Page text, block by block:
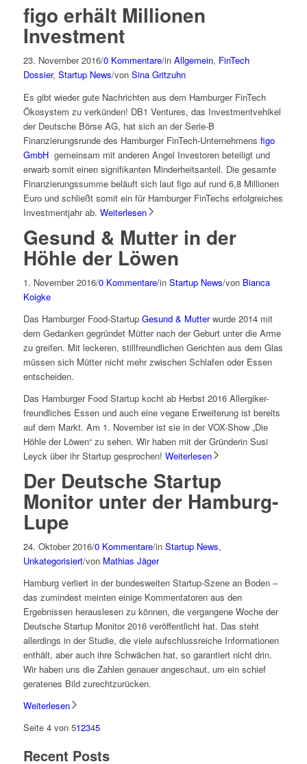
figo erhält Millionen
Investment
23. November 2016/0 Kommentare/in Allgemein, FinTech
Dossier, Startup News/von Sina Gritzuhn
Es gibt wieder gute Nachrichten aus dem Hamburger FinTech
Ökosystem zu verkünden! DB1 Ventures, das Investmentvehikel
der Deutsche Börse AG, hat sich an der Serie-B
Finanzierungsrunde des Hamburger FinTech-Unternehmens figo
GmbH gemeinsam mit anderen Angel Investoren beteiligt und
erwarb somit einen signifikanten Minderheitsanteil. Die gesamte
Finanzierungssumme beläuft sich laut figo auf rund 6,8 Millionen
Euro und schließt somit ein für Hamburger FinTechs erfolgreiches
Investmentjahr ab. Weiterlesen
Gesund & Mutter in der
Höhle der Löwen
1. November 2016/0 Kommentare/in Startup News/von Bianca
Koigke
Das Hamburger Food-Startup Gesund & Mutterwurde 2014 mit
dem Gedanken gegründet Mütter nach der Geburt unter die Arme
zu greifen. Mit leckeren, stillfreundlichen Gerichten aus dem Glas
müssen sich Mütter nicht mehr zwischen Schlafen oder Essen
entscheiden.
Das Hamburger Food Startup kocht ab Herbst 2016 Allergiker-
freundliches Essen und auch eine vegane Erweiterung ist bereits
auf dem Markt. Am 1. November ist sie in der VOX-Show „Die
Höhle der Löwen“ zu sehen. Wir haben mit der Gründerin Susi
Leyck über ihr Startup gesprochen! Weiterlesen
Der Deutsche Startup
Monitor unter der Hamburg-
Lupe
24. Oktober 2016/0 Kommentare/in Startup News,
Unkategorisiert/von Mathias Jäger
Hamburg verliert in der bundesweiten Startup-Szene an Boden –
das zumindest meinten einige Kommentatoren aus den
Ergebnissen herauslesen zu können, die vergangene Woche der
Deutsche Startup Monitor 2016 veröffentlicht hat. Das steht
allerdings in der Studie, die viele aufschlussreiche Informationen
enthält, aber auch ihre Schwächen hat, so garantiert nicht drin.
Wir haben uns die Zahlen genauer angeschaut, um ein schief
geratenes Bild zurechtzurücken.
Weiterlesen
Seite 4 von 512345
Recent Posts